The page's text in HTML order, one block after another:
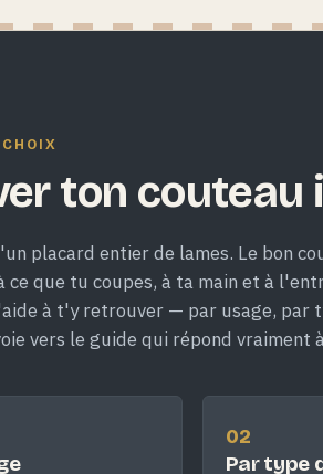
ton couteau
placard entier de lames. Le bon
ce que tu coupes, à ta main et à
à t'y retrouver — par usage, par
vers le guide qui répond vraiment
02
Par type